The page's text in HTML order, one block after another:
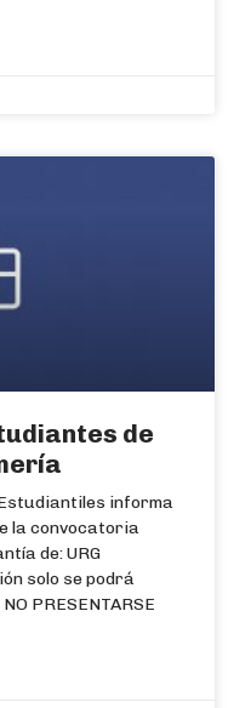
de
informa
la convocatoria
de: URG
solo se podrá
PRESENTARSE